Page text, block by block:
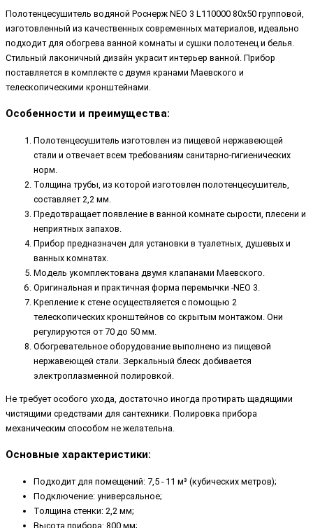
Полотенцесушитель водяной Роснерж NEO 3 L110000 80x50 групповой,
изготовленный из качественных современных материалов, идеально
подходит для обогрева ванной комнаты и сушки полотенец и белья.
Стильный лаконичный дизайн украсит интерьер ванной. Прибор
поставляется в комплекте с двумя кранами Маевского и
телескопическими кронштейнами.
Особенности и преимущества:
Полотенцесушитель изготовлен из пищевой нержавеющей
стали и отвечает всем требованиям санитарно-гигиенических
норм.
Толщина трубы, из которой изготовлен полотенцесушитель,
составляет 2,2 мм.
Предотвращает появление в ванной комнате сырости, плесени и
неприятных запахов.
Прибор предназначен для установки в туалетных, душевых и
ванных комнатах.
Модель укомплектована двумя клапанами Маевского.
Оригинальная и практичная форма перемычки -NEO 3.
Крепление к стене осуществляется с помощью 2
телескопических кронштейнов со скрытым монтажом. Они
регулируются от 70 до 50 мм.
Обогревательное оборудование выполнено из пищевой
нержавеющей стали. Зеркальный блеск добивается
электроплазменной полировкой.
Не требует особого ухода, достаточно иногда протирать щадящими
чистящими средствами для сантехники. Полировка прибора
механическим способом не желательна.
Основные характеристики:
Подходит для помещений: 7,5 - 11 м³ (кубических метров);
Подключение: универсальное;
Толщина стенки: 2,2 мм;
Высота прибора: 800 мм;